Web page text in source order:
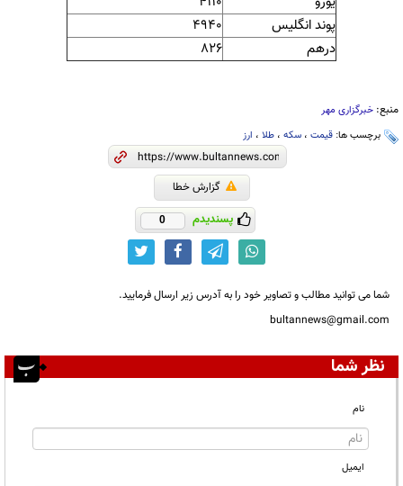
پوند انگلیس
4940
درهم
826
منبع: خبرگزاری مهر
برچسب ها: قیمت ، سکه ، طلا ، ارز
گزارش خطا
پسندیدم 0
شما می توانید مطالب و تصاویر خود را به آدرس زیر ارسال فرمایید.
bultannews@gmail.com
نظر شما
نام
ایمیل